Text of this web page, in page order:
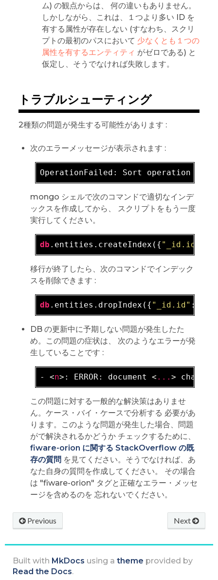
ム) の観点からは、 何の違いもありません。
しかしながら、これは、１つより多い ID を
有する属性が存在しない (すなわち、スクリ
プトの最初のパスにおいて 少なくとも１つの
属性を有するエンティティ がゼロである) と
仮定し、そうでなければ失敗します。
トラブルシューティング
2種類の問題が発生する可能性があります :
次のエラーメッセージが表示されます :
OperationFailed: Sort operation
mongo シェルで次のコマンドで適切なインデ
ックスを作成してから、 スクリプトをもう一度
実行してください。
db .entities.createIndex({ "_id.id"
移行が終了したら、次のコマンドでインデック
スを削除できます :
db .entities.dropIndex({ "_id.id" : 1,
DB の更新中に予期しない問題が発生したた
め。この問題の症状は、 次のようなエラーが発
生していることです :
- <n> : ERROR: document < ...>
この問題に対する一般的な解決策はありませ
ん。ケース・バイ・ケースで分析する 必要があ
ります。このような問題が発生した場合、問題
がで解決されるかどうか チェックするために、
fiware-orion に関する StackOverflow の既
存の質問 を見てください。そうでなければ、あ
なた自身の質問を作成してください。 その場合
は "fiware-orion" タグと正確なエラー・メッセ
ージを含めるのを 忘れないでください。
Next
Previous
Built with MkDocs using a theme provided by
Read the Docs.